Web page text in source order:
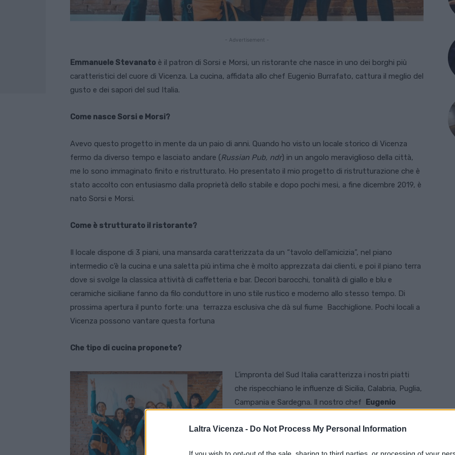
Laltra Vicenza - Do Not Process My Personal Information
If you wish to opt-out of the sale, sharing to third parties, or processing of your
- Advertisement -
Emmanuele Stevanato è il patron di Sorsi e Morsi, un ristorante che nasce in uno dei borghi più
caratteristici del cuore di Vicenza. La cucina, affidata allo chef Eugenio Burrafato, cattura il meglio del
gusto e dei sapori del sud Italia.
Come nasce Sorsi e Morsi?
Avevo questo progetto in mente da un paio di anni. Quando ho visto un locale storico di Vicenza
fermo da diverso tempo e lasciato andare (Russian Pub, ndr) in un angolo meraviglioso della città,
me lo sono immaginato finito e ristrutturato. Ho presentato il mio progetto di ristrutturazione che è
stato accolto con entusiasmo dalla proprietà dello stabile e dopo pochi mesi, a fine dicembre 2019, è
nato Sorsi e Morsi.
Come è strutturato il ristorante?
Il locale dispone di 3 piani, una mansarda caratterizzata da un “tavolo dell’amicizia”, nel piano
intermedio c’è la cucina e una saletta più intima che è molto apprezzata dai clienti, e poi il piano terra
dove si svolge la classica attività di caffetteria e bar. Decori barocchi, tonalità di giallo e blu e
ceramiche siciliane fanno da filo conduttore in uno stile rustico e moderno allo stesso tempo. Di
prossima apertura il punto forte: una terrazza esclusiva che dà sul fiume Bacchiglione. Pochi locali a
Vicenza possono vantare questa fortuna
Che tipo di cucina proponete?
L’impronta del Sud Italia caratterizza i nostri piatti
che rispecchiano le influenze di Sicilia, Calabria, Puglia,
Campania e Sardegna. Il nostro chef Eugenio
esperienza in diversi ristoranti, propone piatti classici